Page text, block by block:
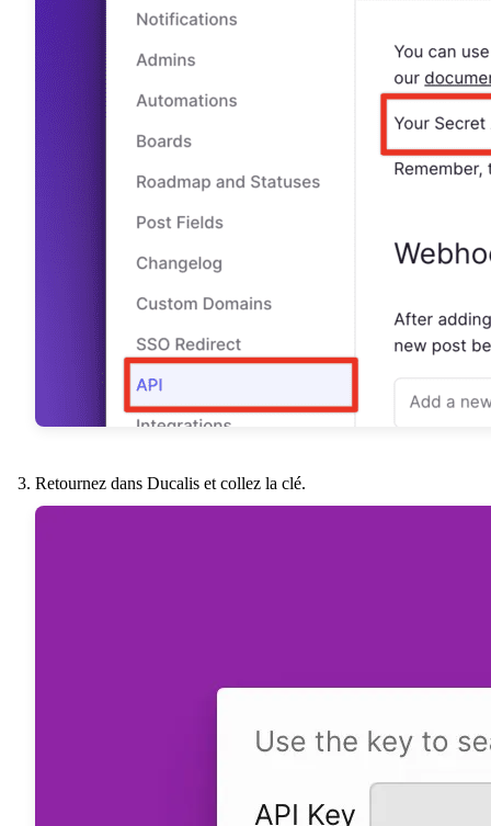
Retournez dans Ducalis et collez la clé.